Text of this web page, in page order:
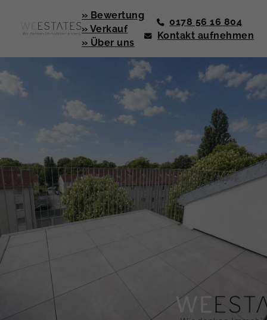
» Bewertung
» Verkauf
» Über uns
0178 56 16 804
Kontakt aufnehmen